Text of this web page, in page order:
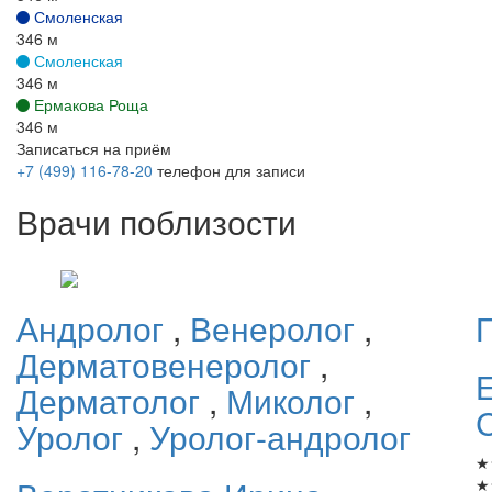
Смоленская
346 м
Смоленская
346 м
Ермакова Роща
346 м
Записаться на приём
+7 (499) 116-78-20 телефон для записи
Врачи поблизости
Андролог , Венеролог ,
Дерматовенеролог ,
Дерматолог , Миколог ,
Уролог , Уролог-андролог
★
★